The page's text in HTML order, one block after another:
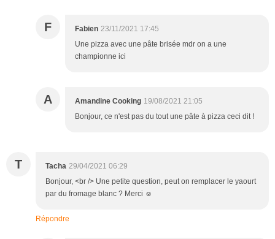
F Fabien 23/11/2021 17:45
Une pizza avec une pâte brisée mdr on a une
championne ici
A Amandine Cooking 19/08/2021 21:05
Bonjour, ce n'est pas du tout une pâte à pizza ceci dit !
T Tacha 29/04/2021 06:29
Bonjour, <br /> Une petite question, peut on remplacer le yaourt
par du fromage blanc ? Merci ☺
Répondre